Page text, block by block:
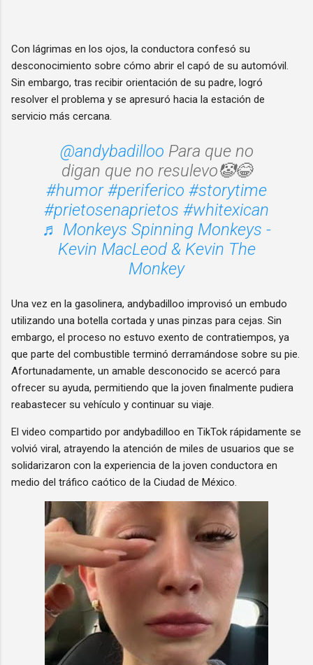
Con lágrimas en los ojos, la conductora confesó su
desconocimiento sobre cómo abrir el capó de su automóvil.
Sin embargo, tras recibir orientación de su padre, logró
resolver el problema y se apresuró hacia la estación de
servicio más cercana.
@andybadilloo Para que no
digan que no resulevo🤡😂
#humor #periferico #storytime
#prietosenaprietos #whitexican
♬ Monkeys Spinning Monkeys -
Kevin MacLeod & Kevin The
Monkey
Una vez en la gasolinera, andybadilloo improvisó un embudo
utilizando una botella cortada y unas pinzas para cejas. Sin
embargo, el proceso no estuvo exento de contratiempos, ya
que parte del combustible terminó derramándose sobre su pie.
Afortunadamente, un amable desconocido se acercó para
ofrecer su ayuda, permitiendo que la joven finalmente pudiera
reabastecer su vehículo y continuar su viaje.
El video compartido por andybadilloo en TikTok rápidamente se
volvió viral, atrayendo la atención de miles de usuarios que se
solidarizaron con la experiencia de la joven conductora en
medio del tráfico caótico de la Ciudad de México.